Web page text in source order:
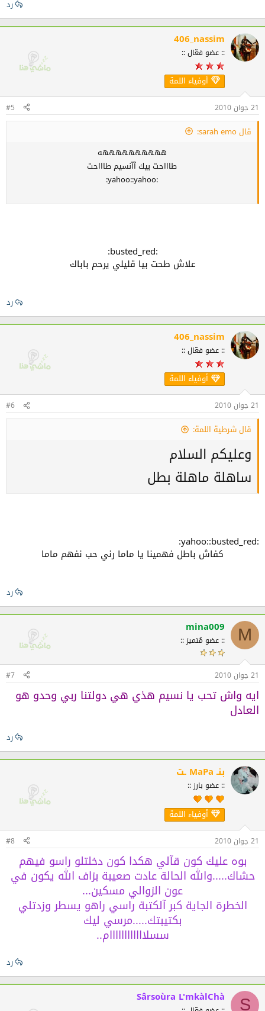
رد
406_nassim
:: عضو فعّال ::
أوفياء اللمة
21 جوان 2010 #5
قال sarah emo:
ههههههههههه
طاااحت بيك آآنسيم طاااحت
:yahoo::yahoo:
:busted_red:
علاش طحت بيا قليلي يرحم باباك
رد
406_nassim
:: عضو فعّال ::
أوفياء اللمة
21 جوان 2010 #6
قال شرطية اللمة:
وعليكم السلام
ساهلة ماهلة بطل
:yahoo::busted_red:
كفاش باطل فهمينا يا ماما رني حب نفهم ماما
رد
M
mina009
:: عضو مُتميز ::
21 جوان 2010 #7
ايه واش تحب يا نسيم هذي هي دولتنا ربي وحدو هو
العادل
رد
بنـ MaPa ـت
:: عضو بارز ::
أوفياء اللمة
21 جوان 2010 #8
بوه عليك كون قآلي هكدا كون دخلتلو راسو فيهم
حشاك.....والله الحالة عادت صعيبة بزاف الله يكون في
عون الزوالي مسكين...
الخطرة الجاية كبر آلكتبة راسي راهو يسطر وزدتلي
بكتيبتك.....مرسي ليك
سسلاااااااااااام..
رد
S
Sârsoùra L'mkàlChà